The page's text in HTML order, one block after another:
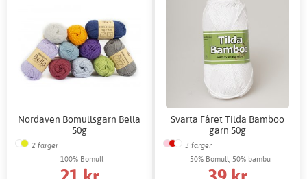
Nordaven Bomullsgarn Bella
50g
2 färger
100% Bomull
Svarta Fåret Tilda Bamboo
garn 50g
3 färger
50% Bomull, 50% bambu